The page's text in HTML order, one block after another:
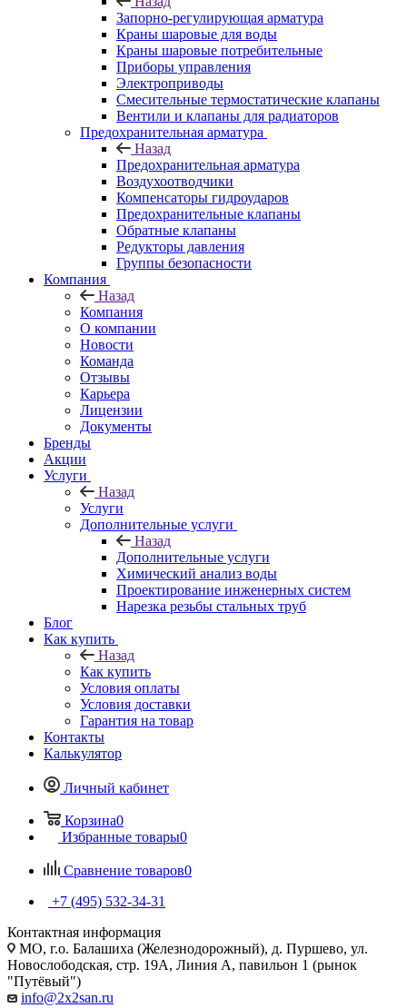
Запорно-регулирующая арматура
Краны шаровые для воды
Краны шаровые потребительные
Приборы управления
Электроприводы
Смесительные термостатические клапаны
Вентили и клапаны для радиаторов
Предохранительная арматура
Назад
Предохранительная арматура
Воздухоотводчики
Компенсаторы гидроударов
Предохранительные клапаны
Обратные клапаны
Редукторы давления
Группы безопасности
Компания
Назад
Компания
О компании
Новости
Команда
Отзывы
Карьера
Лицензии
Документы
Бренды
Акции
Услуги
Назад
Услуги
Дополнительные услуги
Назад
Дополнительные услуги
Химический анализ воды
Проектирование инженерных систем
Нарезка резьбы стальных труб
Блог
Как купить
Назад
Как купить
Условия оплаты
Условия доставки
Гарантия на товар
Контакты
Калькулятор
Личный кабинет
Корзина0
Избранные товары0
Сравнение товаров0
+7 (495) 532‑34‑31
Контактная информация
МО, г.о. Балашиха (Железнодорожный), д. Пуршево, ул.
Новослободская, стр. 19А, Линия А, павильон 1 (рынок
"Путёвый")
info@2x2san.ru